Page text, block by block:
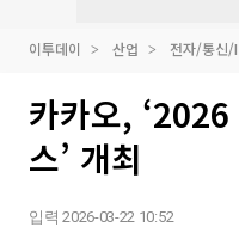
이투데이 산업 전자/통신/
카카오,
스’ 개최
입력 2026-03-22 10:52